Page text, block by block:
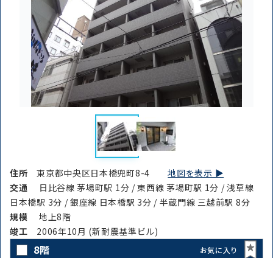
住所東京都中央区日本橋兜町8-4地図を表示 ▶︎
交通
日比谷線 茅場町駅 1分 / 東西線 茅場町駅 1分 / 浅草線
日本橋駅 3分 / 銀座線 日本橋駅 3分 / 半蔵門線 三越前駅 8分
規模
地上8階
竣⼯ 2006年10月 (新耐震基準ビル)
8階 お気に入り